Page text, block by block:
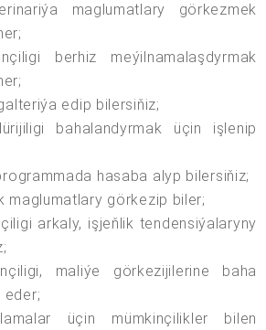
maglumatlary görkezmek
berhiz meýilnamalaşdyrmak
edip bilersiňiz;
bahalandyrmak üçin işlenip
hasaba alyp bilersiňiz;
maglumatlary görkezip biler;
arkaly, işjeňlik tendensiýalaryny
maliýe görkezijilerine baha
eder;
üçin mümkinçilikler bilen